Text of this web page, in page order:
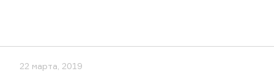
22 марта, 2019